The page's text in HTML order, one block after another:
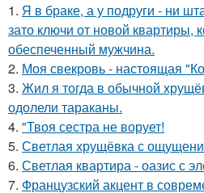
1. Я в браке, а у подруги - ни
зато ключи от новой квартиры,
обеспеченный мужчина.
2. Моя свекровь - настоящая
3. Жил я тогда в обычной
одолели тараканы.
4. "Твоя сестра не ворует!
5. Светлая хрущёвка с
6. Светлая квартира - оазис с
7. Французский акцент в